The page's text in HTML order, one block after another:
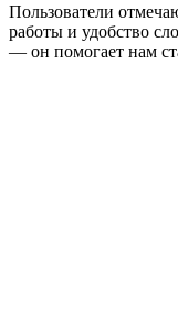
Пользователи
работы и удобство
— он помогает нам